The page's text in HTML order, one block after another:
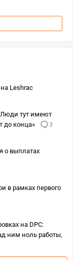
Leshraс
тут имеют
до конца»
3
о выплатах
в рамках первого
на DPC:
ним ноль работы,